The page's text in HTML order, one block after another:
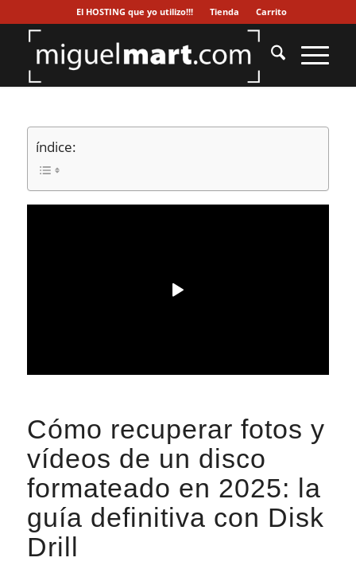
El HOSTING que yo utilizo!!! Tienda Carrito
índice:
Cómo recuperar fotos y
vídeos de un disco
formateado en 2025: la
guía definitiva con Disk
Drill